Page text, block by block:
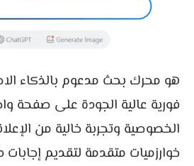
هو محرك بحث مدعوم بالذكاء
فورية عالية الجودة على صفحة
الخصوصية وتجربة خالية من
خوارزميات متقدمة لتقديم